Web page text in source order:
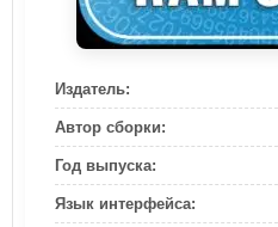
Издатель:
Автор сборки:
Год выпуска:
Язык интерфейса: